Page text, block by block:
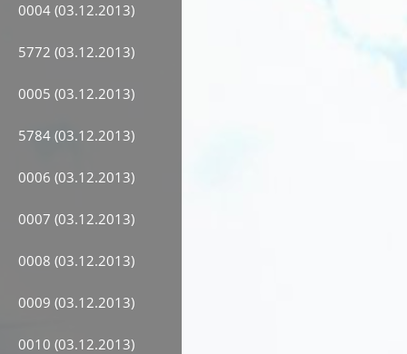
0004 (03.12.2013)
5772 (03.12.2013)
0005 (03.12.2013)
5784 (03.12.2013)
0006 (03.12.2013)
0007 (03.12.2013)
0008 (03.12.2013)
0009 (03.12.2013)
0010 (03.12.2013)